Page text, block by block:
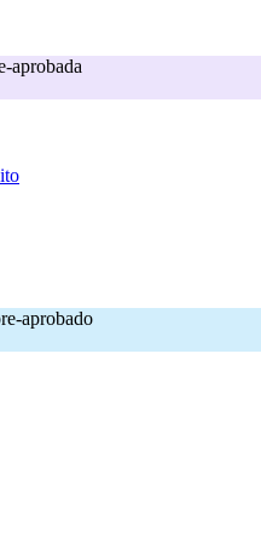
aprobada
aprobado